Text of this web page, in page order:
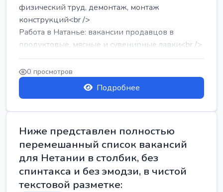
физический труд, демонтаж, монтаж
конструкций<br />
Работа в Натанье: вакансии продавцов в
продуктовые, мясные и сувенирные лавки<br />
Разнорабочий на сборку м...
0 просмотров
Подробнее
Ниже представлен полностью
перемешанный список вакансий
для Нетании в столбик, без
спинтакса и без эмодзи, в чистой
текстовой разметке: